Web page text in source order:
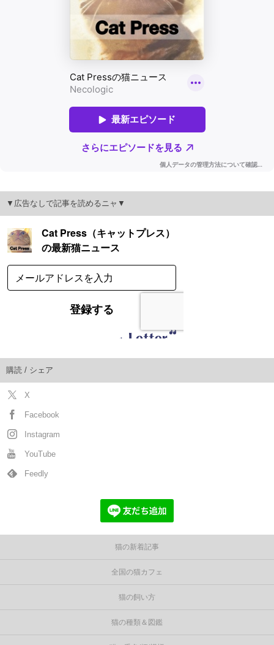
▼広告なしで記事を読めるニャ▼
購読 / シェア
X
Facebook
Instagram
YouTube
Feedly
猫の新着記事
全国の猫カフェ
猫の飼い方
猫の種類＆図鑑